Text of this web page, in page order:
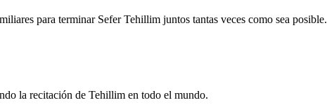
para terminar Sefer Tehillim juntos tantas veces como sea posible.
la recitación de Tehillim en todo el mundo.